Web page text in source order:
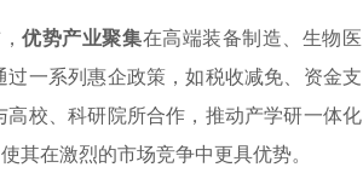
优势产业聚集在高端装备制造、生物医
一系列惠企政策，如税收减免、资金支
校、科研院所合作，推动产学研一体化
其在激烈的市场竞争中更具优势。